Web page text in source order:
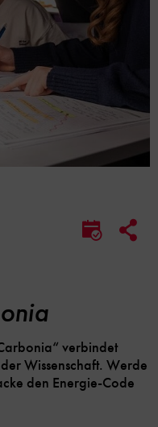
verbindet
Wissenschaft. Werde
den Energie-Code